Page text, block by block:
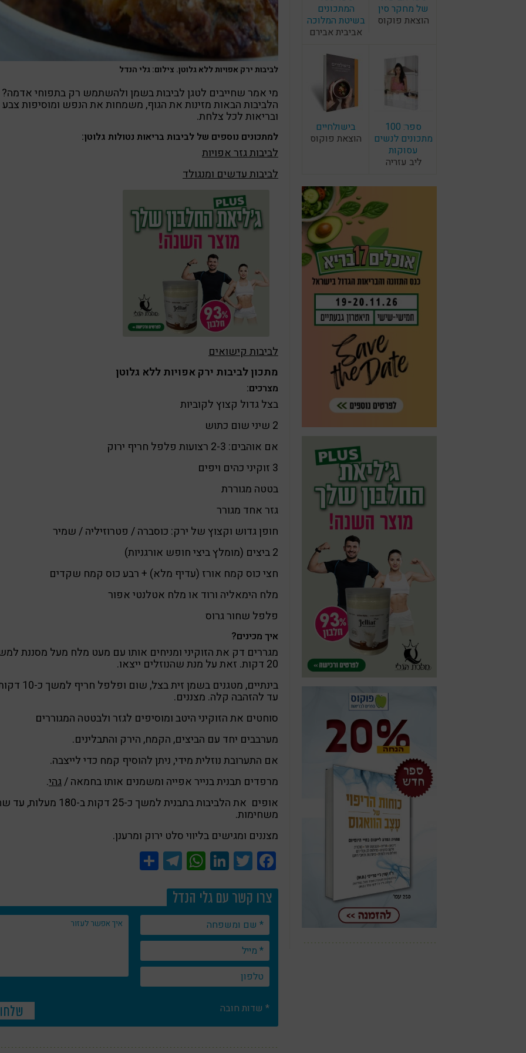
של מחקר סין
הוצאת פוקוס
המתכונים
בשיטת המלוכה
אביבית אבירם
ספר: 100
מתכונים לנשים
עסוקות
ליב עזריה
בישולחיים
הוצאת פוקוס
לביבות ירק אפויות ללא גלוטן. צילום: גלי הנדל
מי אמר שחייבים לטגן לביבות בשמן ולהשתמש רק בתפוחי אדמה?
הלביבות הבאות מזינות את הגוף, משמחות את הנפש ומוסיפות צבע
ובריאות לכל צלחת.
למתכונים נוספים של לביבות בריאות נטולות גלוטן:
לביבות גזר אפויות
לביבות עדשים ומנגולד
לביבות קישואים
מתכון לביבות ירק אפויות ללא גלוטן
מצרכים:
בצל גדול קצוץ לקוביות
2 שיני שום כתוש
אם אוהבים: 2-3 רצועות פלפל חריף ירוק
3 זוקיני כהים ויפים
בטטה מגוררת
גזר אחד מגורר
חופן גדוש וקצוץ של ירק: כוסברה / פטרוזיליה / שמיר
2 ביצים (מומלץ ביצי חופש אורגניות)
חצי כוס קמח אורז (עדיף מלא) + רבע כוס קמח שקדים
מלח הימאליה ורוד או מלח אטלנטי אפור
פלפל שחור גרוס
איך מכינים?
מגררים דק את הזוקיני ומניחים אותו עם מעט מלח מעל מסננת
20 דקות. זאת על מנת שהנוזלים ייצאו.
בינתיים, מטגנים בשמן זית בצל, שום ופלפל חריף
עד להזהבה קלה. מצננים.
סוחטים את הזוקיני היטב ומוסיפים לגזר ולבטטה המגוררים
מערבבים יחד עם הביצים, הקמח, הירק והתבלינים.
אם התערובת נוזלית מידי, ניתן להוסיף קמח כדי לייצבה.
מרפדים תבנית בנייר אפייה ומשמנים אותו בחמאה /גהי.
אופים את הלביבות בתבנית למשך כ-25 דקות ב-180
משחימות.
מצננים ומגישים בליווי סלט ירוק ומרענן.
Facebook
Twitter
LinkedIn
WhatsApp
Telegram
צרו קשר עם גלי הנדל
* שדות חובה